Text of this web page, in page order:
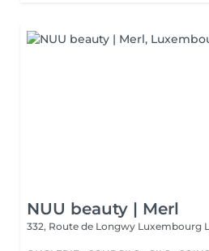
NUU beauty | Merl
332, Route de Longwy Luxembourg